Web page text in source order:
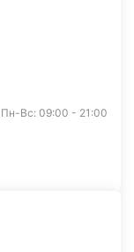
Пн-Вс: 09:00 - 21:00